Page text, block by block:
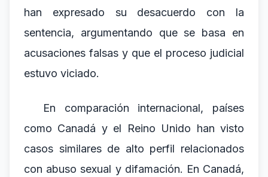
han expresado su desacuerdo con la
sentencia, argumentando que se basa en
acusaciones falsas y que el proceso judicial
estuvo viciado.
En comparación internacional, países
como Canadá y el Reino Unido han visto
casos similares de alto perfil relacionados
con abuso sexual y difamación. En Canadá,